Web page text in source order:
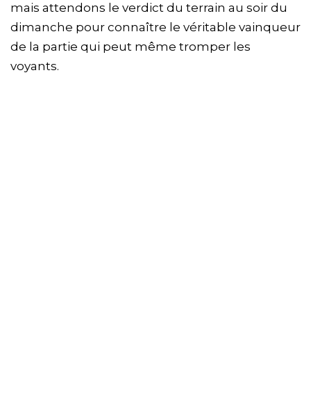
mais attendons le verdict du terrain au soir du
dimanche pour connaître le véritable vainqueur
de la partie qui peut même tromper les
voyants.